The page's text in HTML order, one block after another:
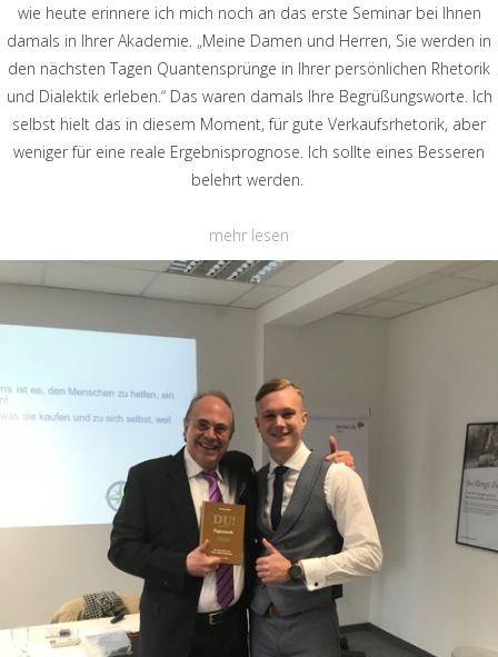
wie heute erinnere ich mich noch an das erste Seminar bei Ihnen
damals in Ihrer Akademie. „Meine Damen und Herren, Sie werden in
den nächsten Tagen Quantensprünge in Ihrer persönlichen Rhetorik
und Dialektik erleben.“ Das waren damals Ihre Begrüßungsworte. Ich
selbst hielt das in diesem Moment, für gute Verkaufsrhetorik, aber
weniger für eine reale Ergebnisprognose. Ich sollte eines Besseren
belehrt werden.
mehr lesen